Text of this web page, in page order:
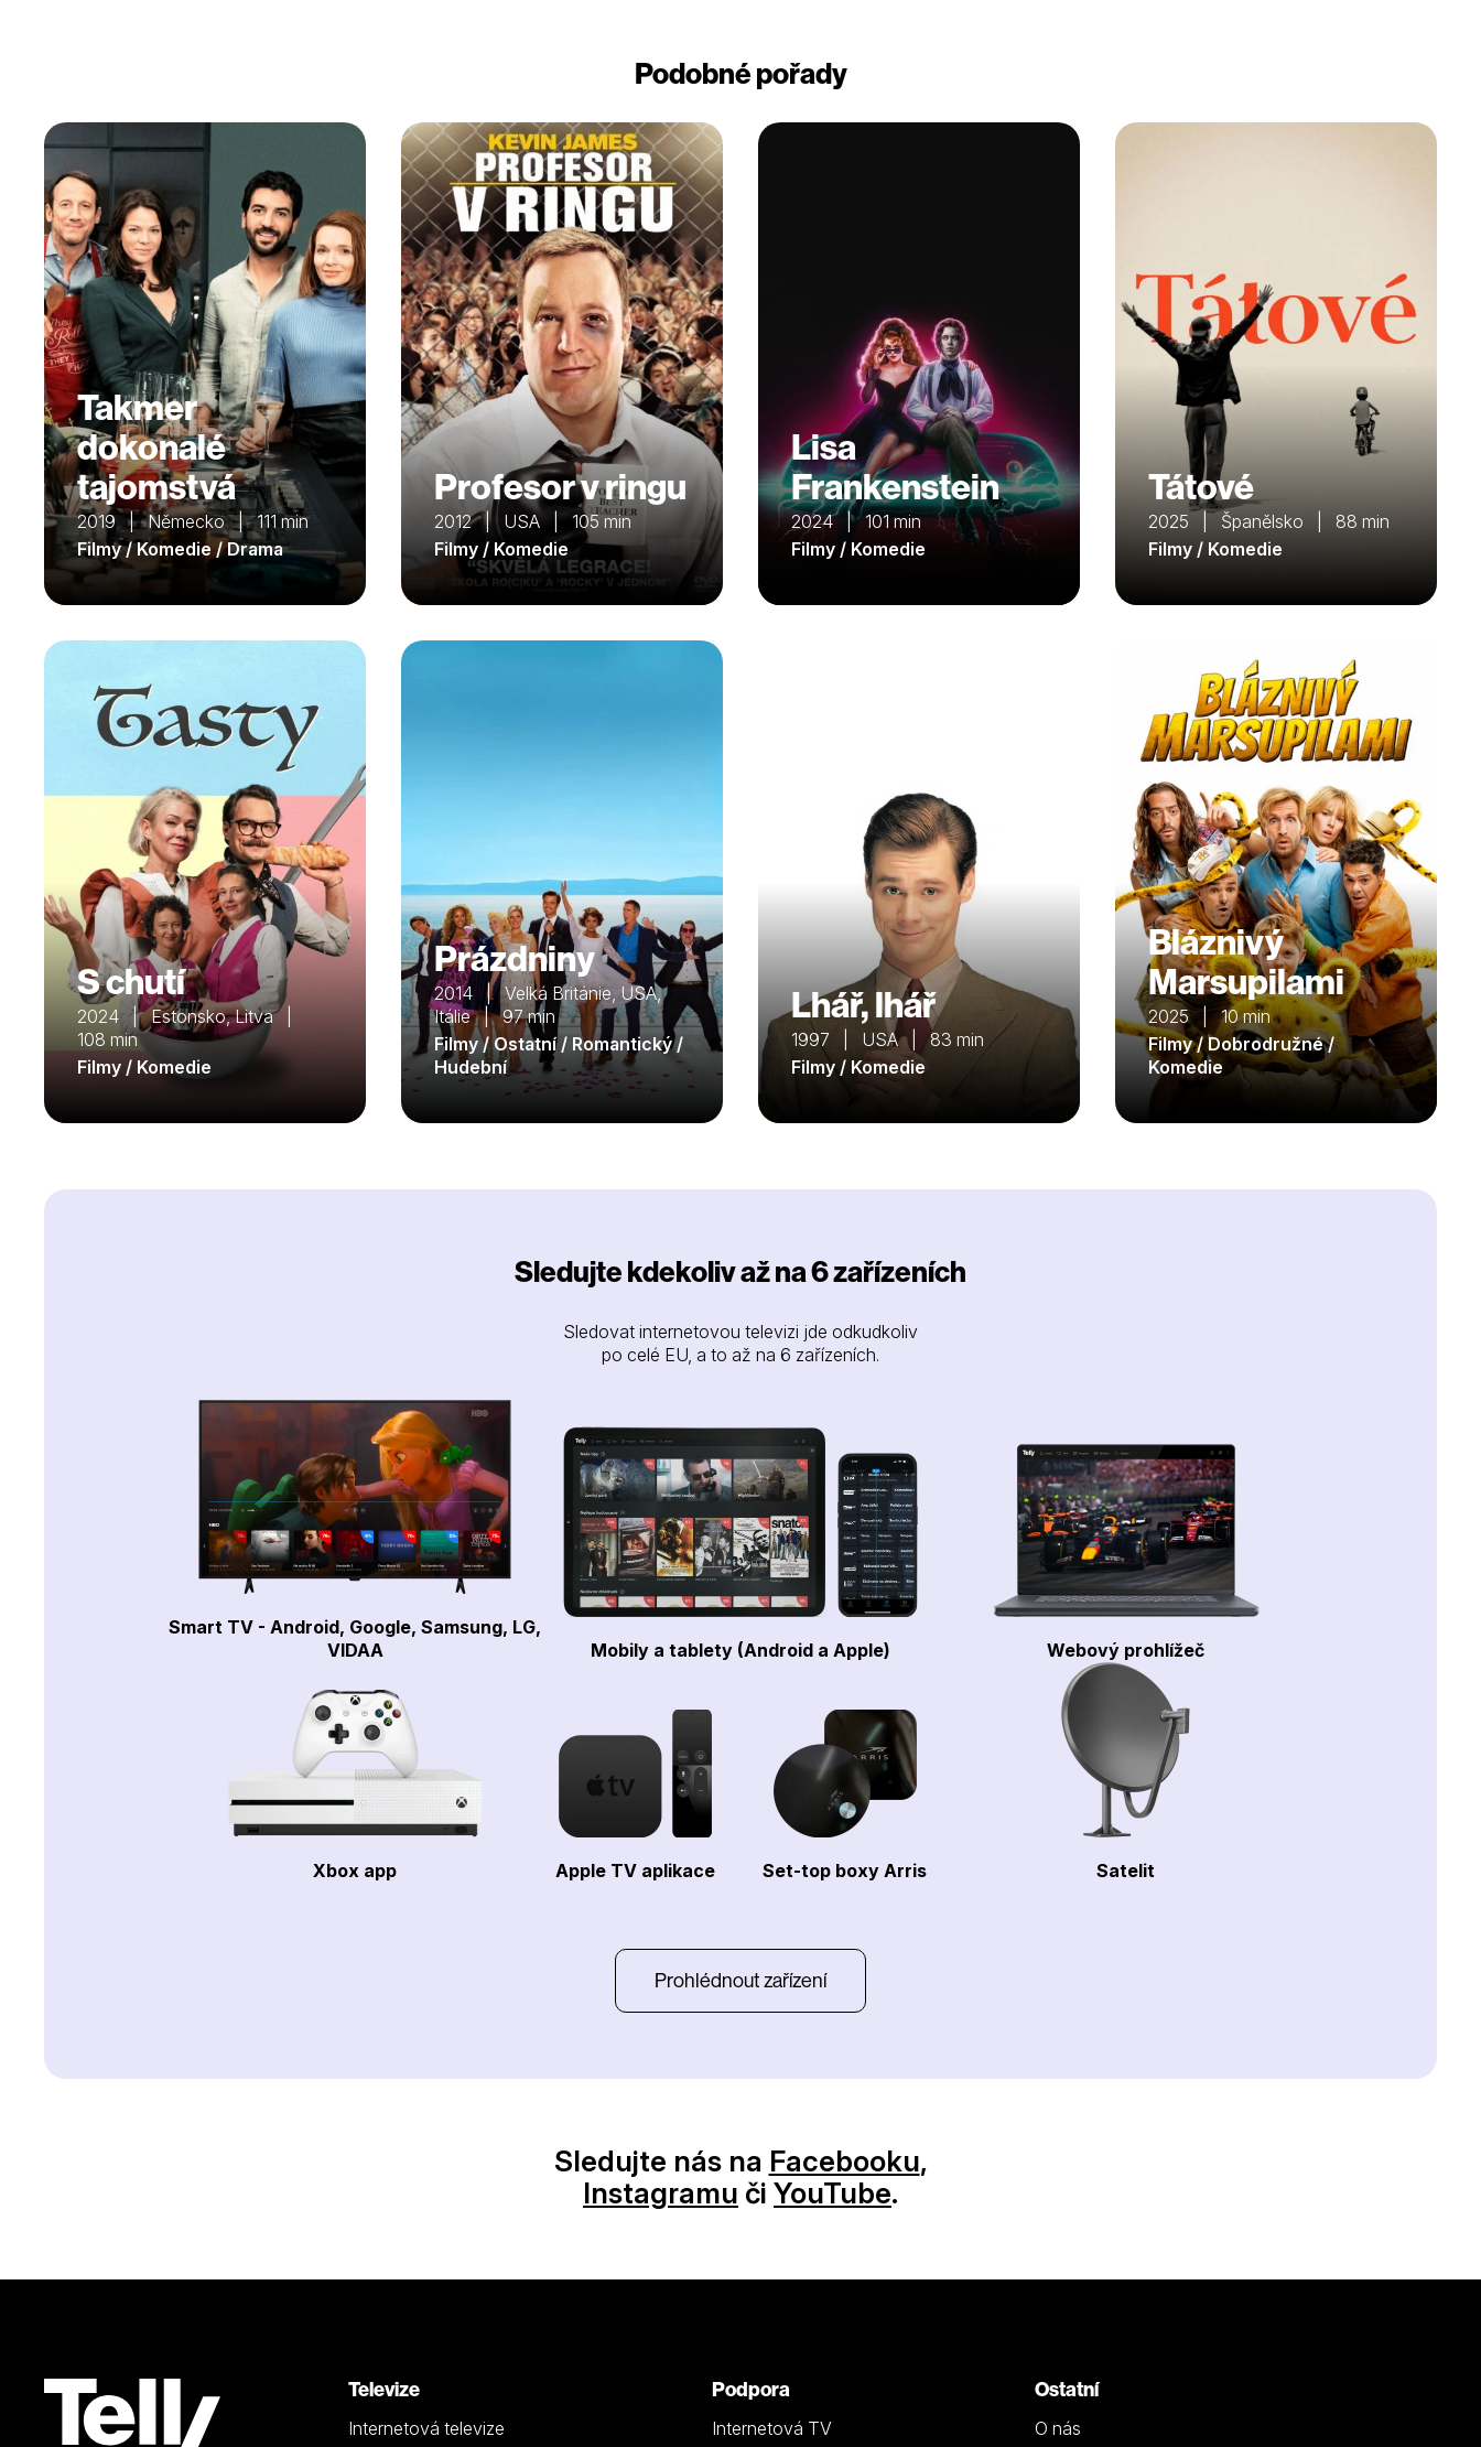
Podobné pořady
Takmer
dokonalé
tajomstvá
2019 | Německo | 111 min
Filmy / Komedie / Drama
Profesor v ringu
2012 | USA | 105 min
Filmy / Komedie
Lisa
Frankenstein
2024 | 101 min
Filmy / Komedie
Tátové
2025 | Španělsko | 88 min
Filmy / Komedie
S chutí
2024 | Estonsko, Litva |
108 min
Filmy / Komedie
Prázdniny
2014 | Velká Británie, USA,
Itálie | 97 min
Filmy / Ostatní / Romantický /
Hudební
Lhář, lhář
1997 | USA | 83 min
Filmy / Komedie
Bláznivý
Marsupilami
2025 | 10 min
Filmy / Dobrodružné /
Komedie
Sledujte kdekoliv až na 6 zařízeních
Sledovat internetovou televizi jde odkudkoliv
po celé EU, a to až na 6 zařízeních.
Smart TV - Android, Google, Samsung, LG,
VIDAA
Mobily a tablety (Android a Apple) Webový prohlížeč
Xbox app Apple TV aplikace Set-top boxy Arris Satelit
Prohlédnout zařízení
Sledujte nás na Facebooku,
Instagramu či YouTube.
Televize
Internetová televize
Podpora
Internetová TV
Ostatní
O nás